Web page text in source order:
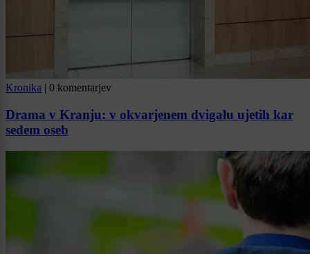
Kronika | 0 komentarjev
Drama v Kranju: v okvarjenem dvigalu ujetih kar
sedem oseb